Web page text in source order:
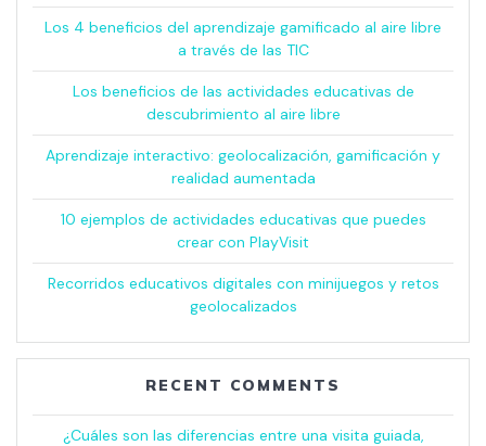
Los 4 beneficios del aprendizaje gamificado al aire libre
a través de las TIC
Los beneficios de las actividades educativas de
descubrimiento al aire libre
Aprendizaje interactivo: geolocalización, gamificación y
realidad aumentada
10 ejemplos de actividades educativas que puedes
crear con PlayVisit
Recorridos educativos digitales con minijuegos y retos
geolocalizados
RECENT COMMENTS
¿Cuáles son las diferencias entre una visita guiada,